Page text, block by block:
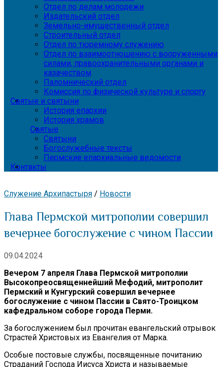
Отдел по делам молодежи
Издательский отдел
Земельно-имущественный отдел
Строительный отдел
Отдел по тюремному служению
Отдел по взаимоотношению с вооруженными
силами, правоохранительными органами и
казачеством
Паломнический отдел
Комиссия по физической культуре и спорту
Святые и святыни
История епархии
История храмов
Святые
Святыни
Богослужебные тексты
Пермские епархиальные ведомости
Контакты
Служение Архипастыря / Новости
Глава Пермской митрополии совершил
вечернее богослужение с чином Пассии
09.04.2024
Вечером 7 апреля Глава Пермской митрополии
Высокопреосвященнейший Мефодий, митрополит
Пермский и Кунгурский совершил вечернее
богослужение с чином Пассии в Свято-Троицком
кафедральном соборе города Перми.
За богослужением был прочитан евангельский отрывок
Страстей Христовых из Евангелия от Марка.
Особые постовые службы, посвященные почитанию
Страданий Господа Иисуса Христа и называемые